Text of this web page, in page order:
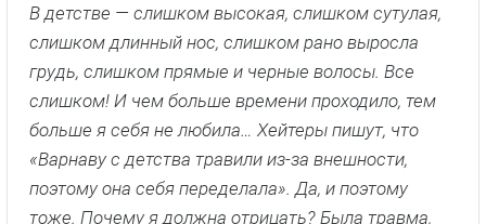
В детстве — слишком высокая, слишком сутулая,
слишком длинный нос, слишком рано выросла
грудь, слишком прямые и черные волосы. Все
слишком! И чем больше времени проходило, тем
больше я себя не любила… Хейтеры пишут, что
«Варнаву с детства травили из-за внешности,
поэтому она себя переделала». Да, и поэтому
тоже. Почему я должна отрицать? Была травма,